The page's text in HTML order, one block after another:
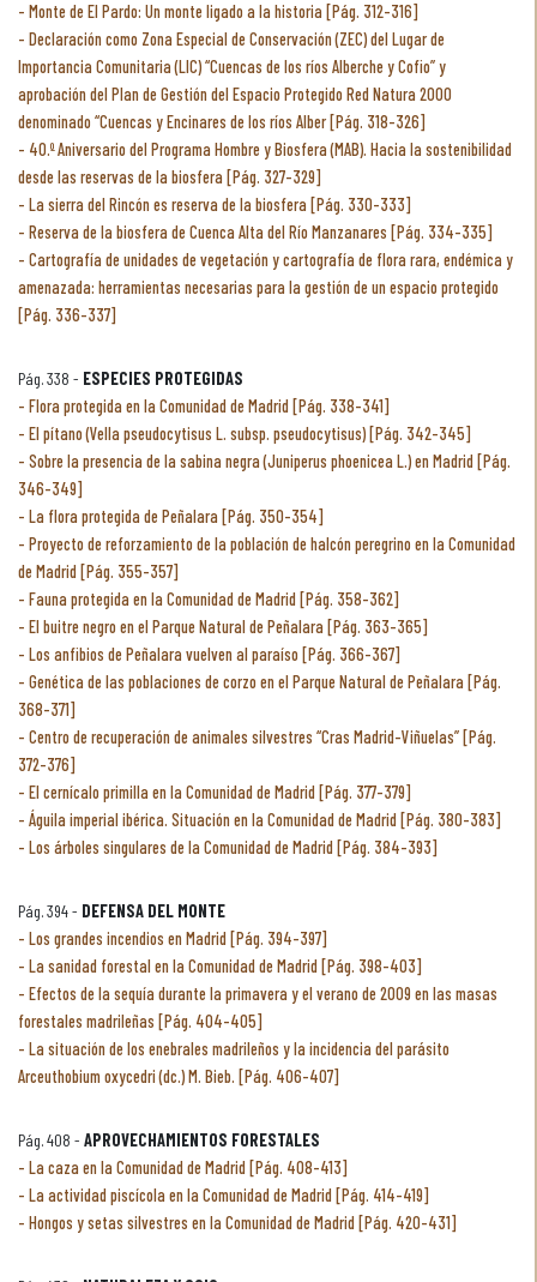
Monte de El Pardo: Un monte ligado a la historia [Pág. 312-316]
Declaración como Zona Especial de Conservación (ZEC) del Lugar de
Importancia Comunitaria (LIC) “Cuencas de los ríos Alberche y Cofio” y
aprobación del Plan de Gestión del Espacio Protegido Red Natura 2000
denominado “Cuencas y Encinares de los ríos Alber [Pág. 318-326]
40.º Aniversario del Programa Hombre y Biosfera (MAB). Hacia la sostenibilidad
desde las reservas de la biosfera [Pág. 327-329]
La sierra del Rincón es reserva de la biosfera [Pág. 330-333]
Reserva de la biosfera de Cuenca Alta del Río Manzanares [Pág. 334-335]
Cartografía de unidades de vegetación y cartografía de flora rara, endémica y
amenazada: herramientas necesarias para la gestión de un espacio protegido
[Pág. 336-337]
Pág. 338 - ESPECIES PROTEGIDAS
Flora protegida en la Comunidad de Madrid [Pág. 338-341]
El pítano (Vella pseudocytisus L. subsp. pseudocytisus) [Pág. 342-345]
Sobre la presencia de la sabina negra (Juniperus phoenicea L.) en Madrid [Pág.
346-349]
La flora protegida de Peñalara [Pág. 350-354]
Proyecto de reforzamiento de la población de halcón peregrino en la Comunidad
de Madrid [Pág. 355-357]
Fauna protegida en la Comunidad de Madrid [Pág. 358-362]
El buitre negro en el Parque Natural de Peñalara [Pág. 363-365]
Los anfibios de Peñalara vuelven al paraíso [Pág. 366-367]
Genética de las poblaciones de corzo en el Parque Natural de Peñalara [Pág.
368-371]
Centro de recuperación de animales silvestres “Cras Madrid-Viñuelas” [Pág.
372-376]
El cernícalo primilla en la Comunidad de Madrid [Pág. 377-379]
Águila imperial ibérica. Situación en la Comunidad de Madrid [Pág. 380-383]
Los árboles singulares de la Comunidad de Madrid [Pág. 384-393]
Pág. 394 - DEFENSA DEL MONTE
Los grandes incendios en Madrid [Pág. 394-397]
La sanidad forestal en la Comunidad de Madrid [Pág. 398-403]
Efectos de la sequía durante la primavera y el verano de 2009 en las masas
forestales madrileñas [Pág. 404-405]
La situación de los enebrales madrileños y la incidencia del parásito
Arceuthobium oxycedri (dc.) M. Bieb. [Pág. 406-407]
Pág. 408 - APROVECHAMIENTOS FORESTALES
La caza en la Comunidad de Madrid [Pág. 408-413]
La actividad piscícola en la Comunidad de Madrid [Pág. 414-419]
Hongos y setas silvestres en la Comunidad de Madrid [Pág. 420-431]